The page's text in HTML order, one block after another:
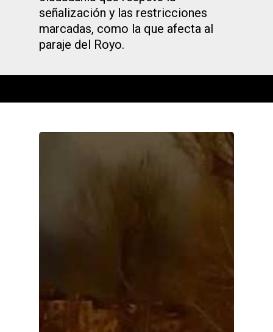
señalización y las restricciones
marcadas, como la que afecta al
paraje del Royo.